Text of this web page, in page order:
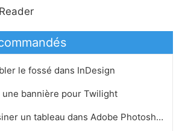
le fossé dans InDesign
une bannière pour Twilight
Comment dessiner un tableau dans Adobe Photoshop